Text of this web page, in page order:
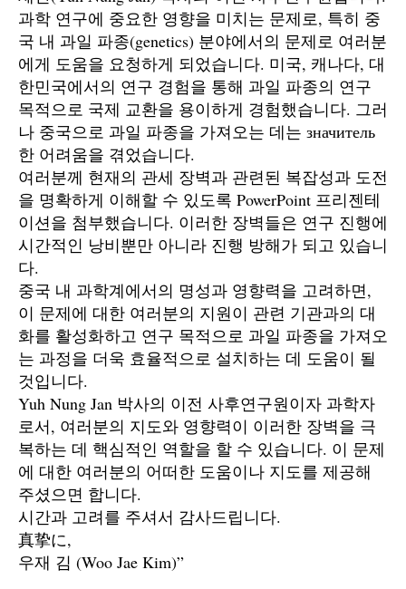
과학 연구에 중요한 영향을 미치는 문제로, 특히 중
국 내 과일 파종(genetics) 분야에서의 문제로 여러분
에게 도움을 요청하게 되었습니다. 미국, 캐나다, 대
한민국에서의 연구 경험을 통해 과일 파종의 연구
목적으로 국제 교환을 용이하게 경험했습니다. 그러
나 중국으로 과일 파종을 가져오는 데는 значитель
한 어려움을 겪었습니다.
여러분께 현재의 관세 장벽과 관련된 복잡성과 도전
을 명확하게 이해할 수 있도록 PowerPoint 프리젠테
이션을 첨부했습니다. 이러한 장벽들은 연구 진행에
시간적인 낭비뿐만 아니라 진행 방해가 되고 있습니
다.
중국 내 과학계에서의 명성과 영향력을 고려하면,
이 문제에 대한 여러분의 지원이 관련 기관과의 대
화를 활성화하고 연구 목적으로 과일 파종을 가져오
는 과정을 더욱 효율적으로 설치하는 데 도움이 될
것입니다.
Yuh Nung Jan 박사의 이전 사후연구원이자 과학자
로서, 여러분의 지도와 영향력이 이러한 장벽을 극
복하는 데 핵심적인 역할을 할 수 있습니다. 이 문제
에 대한 여러분의 어떠한 도움이나 지도를 제공해
주셨으면 합니다.
시간과 고려를 주셔서 감사드립니다.
真挚に,
우재 김 (Woo Jae Kim)”